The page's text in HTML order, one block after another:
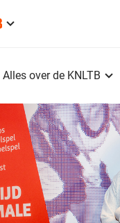
Alles over de KNLTB